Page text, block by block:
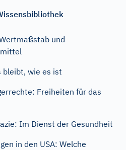
und
bleibt, wie es ist
Freiheiten für das
Im Dienst der Gesundheit
in den USA: Welche